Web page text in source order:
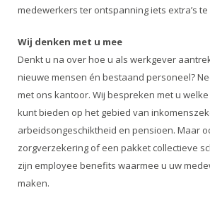
medewerkers ter ontspanning iets extra’s
Wij denken met u mee
Denkt u na over hoe u als werkgever
nieuwe mensen én bestaand personeel?
met ons kantoor. Wij bespreken met u
kunt bieden op het gebied van
arbeidsongeschiktheid en pensioen. Maar
zorgverzekering of een pakket collectieve
zijn employee benefits waarmee u uw
maken.